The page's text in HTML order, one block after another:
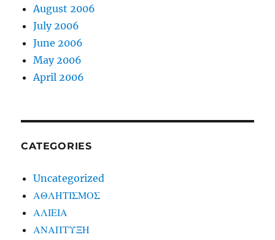
August 2006
July 2006
June 2006
May 2006
April 2006
CATEGORIES
Uncategorized
ΑΘΛΗΤΙΣΜΟΣ
ΑΛΙΕΙΑ
ΑΝΑΠΤΥΞΗ